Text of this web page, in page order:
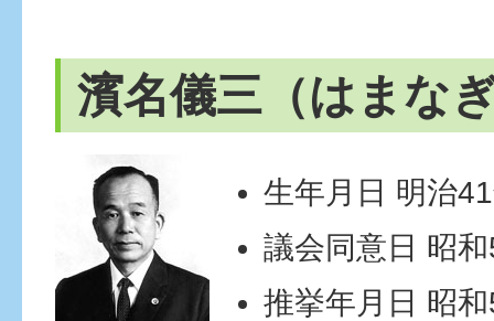
濱名儀三（はまな
生年月日 明治
議会同意日 昭
推挙年月日 昭